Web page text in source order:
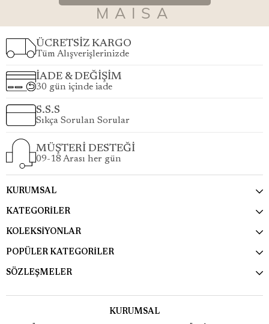
MAISA
ÜCRETSİZ KARGO
Tüm Alışverişlerinizde
İADE & DEĞİŞİM
30 gün içinde iade
S.S.S
Sıkça Sorulan Sorular
MÜŞTERİ DESTEĞİ
09-18 Arası her gün
KURUMSAL
KATEGORİLER
KOLEKSİYONLAR
POPÜLER KATEGORİLER
SÖZLEŞMELER
KURUMSAL